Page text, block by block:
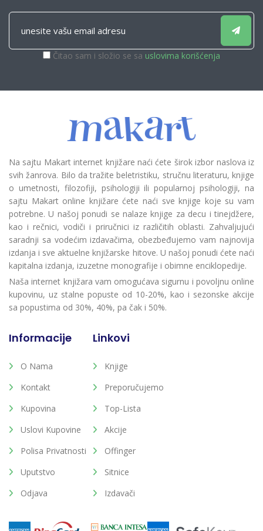
Čitao sam i složio se sa uslovima korišćenja
Na sajtu Makart internet knjižare naći ćete širok izbor naslova iz
svih žanrova. Bilo da tražite beletristiku, stručnu literaturu, knjige
o umetnosti, filozofiji, psihologiji ili popularnoj psihologiji, na
sajtu Makart online knjižare ćete naći sve knjige koje su vam
potrebne. U našoj ponudi se nalaze knjige za decu i tinejdžere,
kao i rečnici, vodiči i priručnici iz različitih oblasti. Zahvaljujući
saradnji sa vodećim izdavačima, obezbeđujemo vam najnovija
izdanja i sve aktuelne knjižarske hitove. U našoj ponudi ćete naći
kapitalna izdanja, izuzetne monografije i obimne enciklopedije.
Naša internet knjižara vam omogućava sigurnu i povoljnu online
kupovinu, uz stalne popuste od 10-20%, kao i sezonske akcije
sa popustima od 30%, 40%, pa čak i 50%.
Informacije
O Nama
Kontakt
Kupovina
Uslovi Kupovine
Polisa Privatnosti
Uputstvo
Odjava
Linkovi
Knjige
Preporučujemo
Top-Lista
Akcije
Offinger
Sitnice
Izdavači